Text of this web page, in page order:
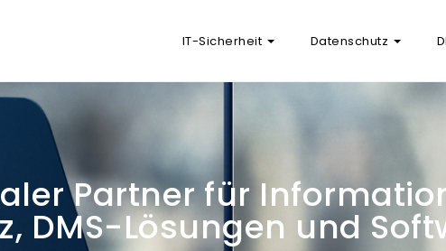
IT-Sicherheit Datenschutz
Partner für
DMS-Lösungen und